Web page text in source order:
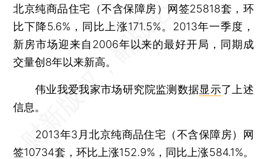
北京纯商品住宅（不含保障房）网签25818套，环
比下降5.6%，同比上涨171.5%。2013年一季度，
新房市场迎来自2006年以来的最好开局，同期成
交量创8年以来新高。
伟业我爱我家市场研究院监测数据显示了上述
信息。
2013年3月北京纯商品住宅（不含保障房）网
签10734套，环比上涨152.9%，同比上涨584.1%。